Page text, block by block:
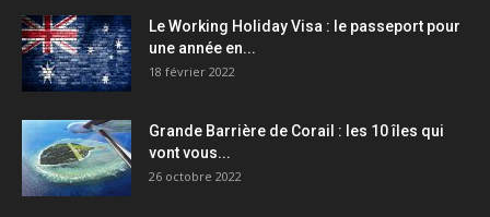
Le Working Holiday Visa : le passeport pour
une année en...
18 février 2022
Grande Barrière de Corail : les 10 îles qui
vont vous...
26 octobre 2022